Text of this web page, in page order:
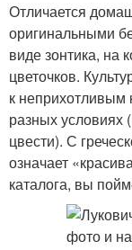
Отличается
оригинальными
виде зонтика, на
цветочков.
к
разных условиях
цвести). С
означает
каталога, вы